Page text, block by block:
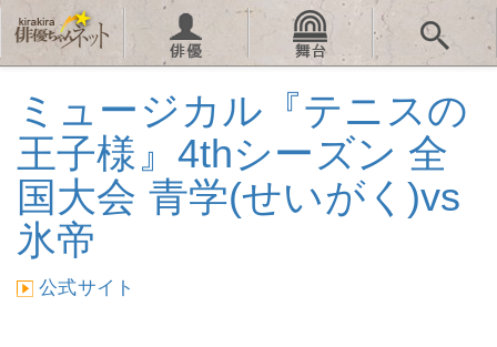
ミュージカル『テニスの
王子様』4thシーズン 全
国大会 青学(せいがく)vs
氷帝
公式サイト